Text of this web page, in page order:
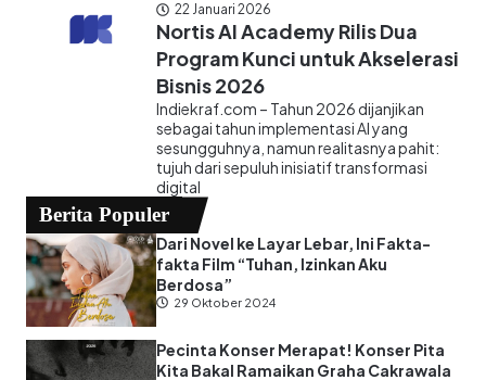
22 Januari 2026
Nortis AI Academy Rilis Dua
Program Kunci untuk Akselerasi
Bisnis 2026
Indiekraf.com – Tahun 2026 dijanjikan
sebagai tahun implementasi AI yang
sesungguhnya, namun realitasnya pahit:
tujuh dari sepuluh inisiatif transformasi
digital
Berita Populer
Dari Novel ke Layar Lebar, Ini Fakta-
fakta Film “Tuhan, Izinkan Aku
Berdosa”
29 Oktober 2024
Pecinta Konser Merapat! Konser Pita
Kita Bakal Ramaikan Graha Cakrawala